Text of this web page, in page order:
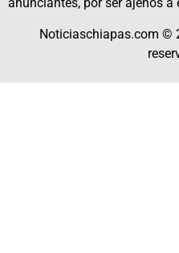
anunciantes, por ser ajenos a
Noticiaschiapas.com ©